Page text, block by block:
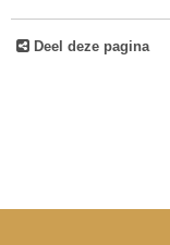
Deel deze pagina